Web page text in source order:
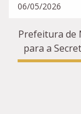
06/05/2026
Prefeitura de
para a